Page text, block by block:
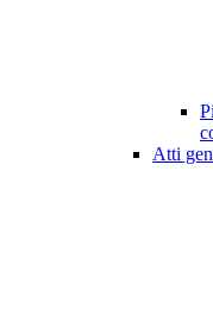
Atti